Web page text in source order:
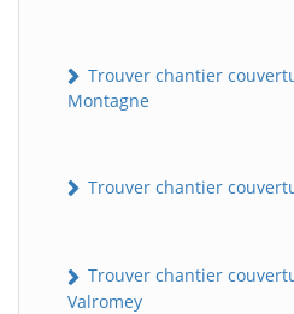
Trouver chantier
Montagne
Trouver chantier
Trouver chantier
Valromey